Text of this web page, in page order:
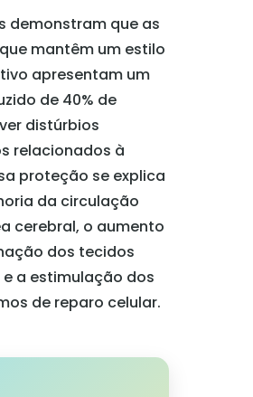
demonstram que as
mantêm um estilo
apresentam um
de 40% de
distúrbios
relacionados à
proteção se explica
da circulação
cerebral, o aumento
dos tecidos
e a estimulação dos
de reparo celular.